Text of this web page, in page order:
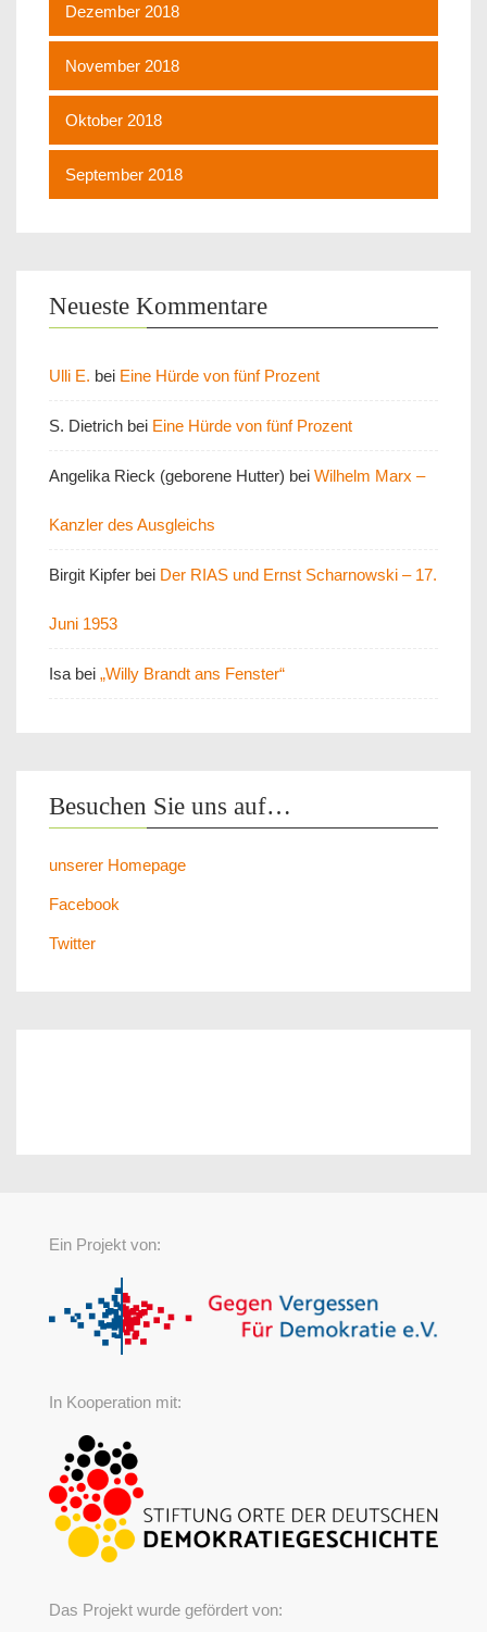
Dezember 2018
November 2018
Oktober 2018
September 2018
Neueste Kommentare
Ulli E. bei Eine Hürde von fünf Prozent
S. Dietrich bei Eine Hürde von fünf Prozent
Angelika Rieck (geborene Hutter) bei Wilhelm Marx –
Kanzler des Ausgleichs
Birgit Kipfer bei Der RIAS und Ernst Scharnowski – 17.
Juni 1953
Isa bei „Willy Brandt ans Fenster“
Besuchen Sie uns auf…
unserer Homepage
Facebook
Twitter
Ein Projekt von:
In Kooperation mit:
Das Projekt wurde gefördert von: